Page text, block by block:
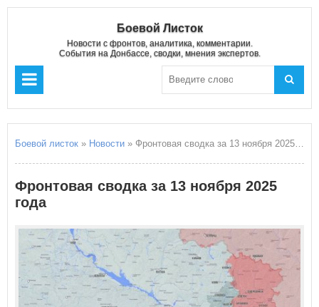
Боевой Листок
Новости с фронтов, аналитика, комментарии.
События на Донбассе, сводки, мнения экспертов.
Боевой листок » Новости » Фронтовая сводка за 13 ноября 2025 года
Фронтовая сводка за 13 ноября 2025
года